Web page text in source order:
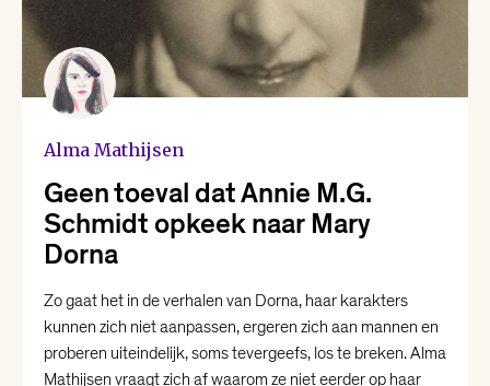
Alma Mathijsen
Geen toeval dat Annie M.G.
Schmidt opkeek naar Mary
Dorna
Zo gaat het in de verhalen van Dorna, haar karakters
kunnen zich niet aanpassen, ergeren zich aan mannen en
proberen uiteindelijk, soms tevergeefs, los te breken. Alma
Mathijsen vraagt zich af waarom ze niet eerder op haar